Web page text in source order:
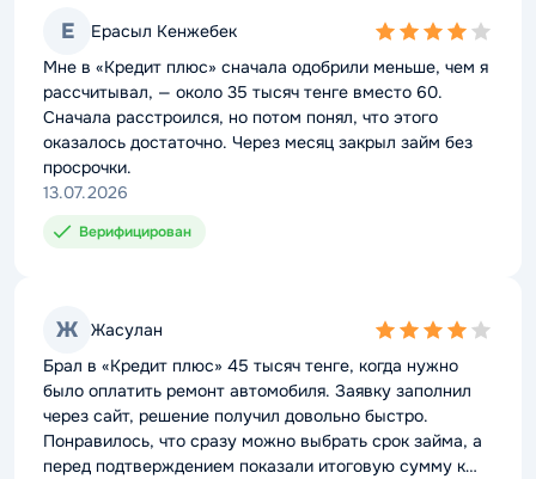
Е Ерасыл Кенжебек
4,0
rating
Мне в «Кредит плюс» сначала одобрили меньше, чем я
рассчитывал, — около 35 тысяч тенге вместо 60.
Сначала расстроился, но потом понял, что этого
оказалось достаточно. Через месяц закрыл займ без
просрочки.
13.07.2026
Верифицирован
Ж Жасулан
4,0
rating
Брал в «Кредит плюс» 45 тысяч тенге, когда нужно
было оплатить ремонт автомобиля. Заявку заполнил
через сайт, решение получил довольно быстро.
Понравилось, что сразу можно выбрать срок займа, а
перед подтверждением показали итоговую сумму к